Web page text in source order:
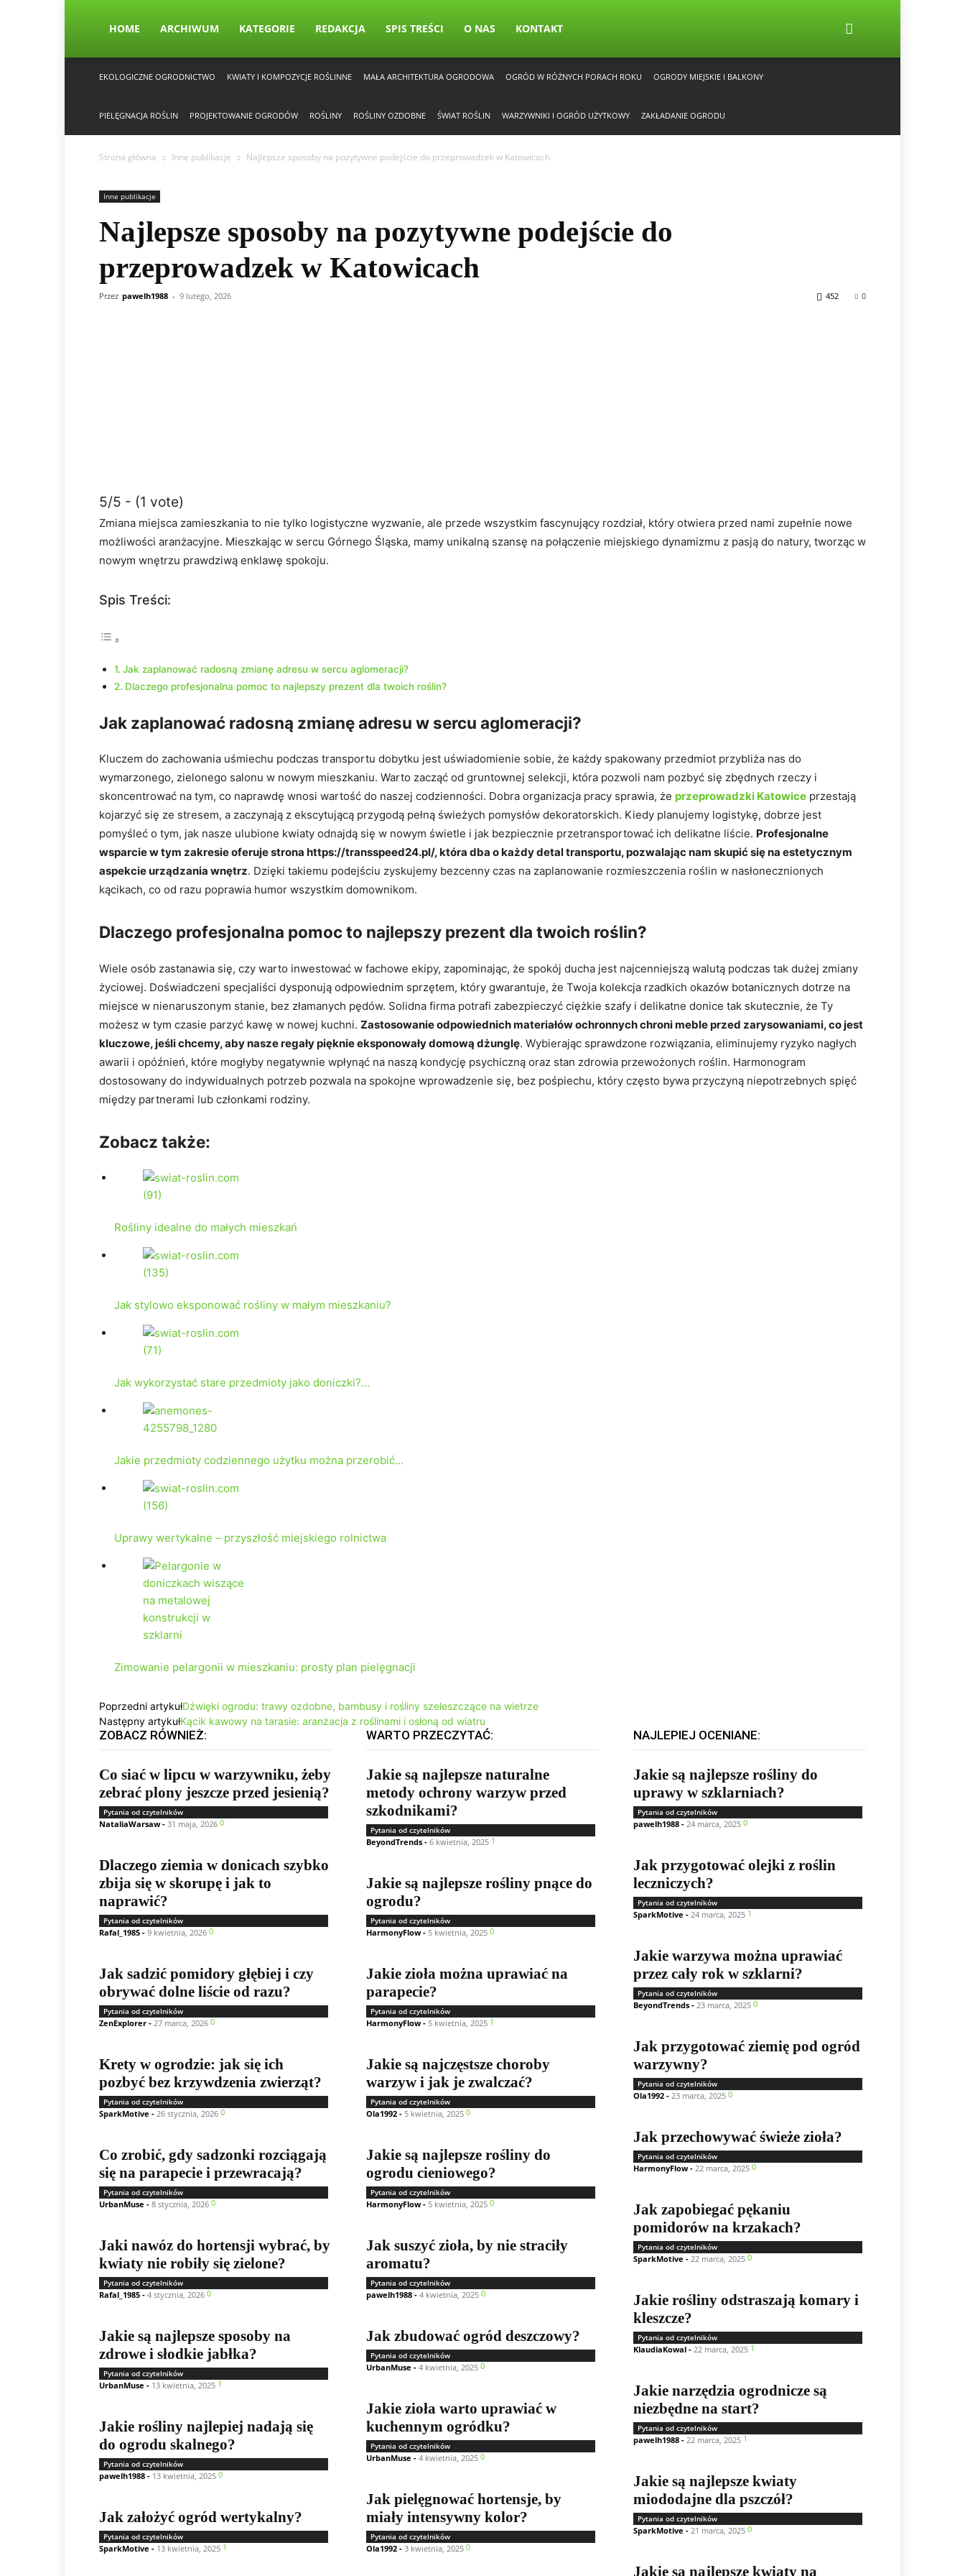
HOME ARCHIWUM KATEGORIE REDAKCJA SPIS TREŚCI O NAS KONTAKT
EKOLOGICZNE OGRODNICTWO KWIATY I KOMPOZYCJE ROŚLINNE MAŁA ARCHITEKTURA OGRODOWA OGRÓD W RÓŻNYCH PORACH ROKU OGRODY MIEJSKIE I BALKONY
PIELĘGNACJA ROŚLIN PROJEKTOWANIE OGRODÓW ROŚLINY ROŚLINY OZDOBNE ŚWIAT ROŚLIN WARZYWNIKI I OGRÓD UŻYTKOWY ZAKŁADANIE OGRODU
Strona główna Inne publikacje Najlepsze sposoby na pozytywne podejście do przeprowadzek w Katowicach
Inne publikacje
Najlepsze sposoby na pozytywne podejście do
przeprowadzek w Katowicach
Przez pawelh1988 - 9 lutego, 2026 0
452
5/5 - (1 vote)
Zmiana miejsca zamieszkania to nie tylko logistyczne wyzwanie, ale przede wszystkim fascynujący rozdział, który otwiera przed nami zupełnie nowe
możliwości aranżacyjne. Mieszkając w sercu Górnego Śląska, mamy unikalną szansę na połączenie miejskiego dynamizmu z pasją do natury, tworząc w
nowym wnętrzu prawdziwą enklawę spokoju.
Spis Treści:
Jak zaplanować radosną zmianę adresu w sercu aglomeracji?
Dlaczego profesjonalna pomoc to najlepszy prezent dla twoich roślin?
Jak zaplanować radosną zmianę adresu w sercu aglomeracji?
Kluczem do zachowania uśmiechu podczas transportu dobytku jest uświadomienie sobie, że każdy spakowany przedmiot przybliża nas do
wymarzonego, zielonego salonu w nowym mieszkaniu. Warto zacząć od gruntownej selekcji, która pozwoli nam pozbyć się zbędnych rzeczy i
skoncentrować na tym, co naprawdę wnosi wartość do naszej codzienności. Dobra organizacja pracy sprawia, że przeprowadzki Katowice przestają
kojarzyć się ze stresem, a zaczynają z ekscytującą przygodą pełną świeżych pomysłów dekoratorskich. Kiedy planujemy logistykę, dobrze jest
pomyśleć o tym, jak nasze ulubione kwiaty odnajdą się w nowym świetle i jak bezpiecznie przetransportować ich delikatne liście. Profesjonalne
wsparcie w tym zakresie oferuje strona https://transspeed24.pl/, która dba o każdy detal transportu, pozwalając nam skupić się na estetycznym
aspekcie urządzania wnętrz. Dzięki takiemu podejściu zyskujemy bezcenny czas na zaplanowanie rozmieszczenia roślin w nasłonecznionych
kącikach, co od razu poprawia humor wszystkim domownikom.
Dlaczego profesjonalna pomoc to najlepszy prezent dla twoich roślin?
Wiele osób zastanawia się, czy warto inwestować w fachowe ekipy, zapominając, że spokój ducha jest najcenniejszą walutą podczas tak dużej zmiany
życiowej. Doświadczeni specjaliści dysponują odpowiednim sprzętem, który gwarantuje, że Twoja kolekcja rzadkich okazów botanicznych dotrze na
miejsce w nienaruszonym stanie, bez złamanych pędów. Solidna firma potrafi zabezpieczyć ciężkie szafy i delikatne donice tak skutecznie, że Ty
możesz w tym czasie parzyć kawę w nowej kuchni. Zastosowanie odpowiednich materiałów ochronnych chroni meble przed zarysowaniami, co jest
kluczowe, jeśli chcemy, aby nasze regały pięknie eksponowały domową dżunglę. Wybierając sprawdzone rozwiązania, eliminujemy ryzyko nagłych
awarii i opóźnień, które mogłyby negatywnie wpłynąć na naszą kondycję psychiczną oraz stan zdrowia przewożonych roślin. Harmonogram
dostosowany do indywidualnych potrzeb pozwala na spokojne wprowadzenie się, bez pośpiechu, który często bywa przyczyną niepotrzebnych spięć
między partnerami lub członkami rodziny.
Zobacz także:
Rośliny idealne do małych mieszkań
Jak stylowo eksponować rośliny w małym mieszkaniu?
Jak wykorzystać stare przedmioty jako doniczki?…
Jakie przedmioty codziennego użytku można przerobić…
Uprawy wertykalne – przyszłość miejskiego rolnictwa
Zimowanie pelargonii w mieszkaniu: prosty plan pielęgnacji
Poprzedni artykułDźwięki ogrodu: trawy ozdobne, bambusy i rośliny szeleszczące na wietrze
Następny artykułKącik kawowy na tarasie: aranżacja z roślinami i osłoną od wiatru
ZOBACZ RÓWNIEŻ:
Co siać w lipcu w warzywniku, żeby
zebrać plony jeszcze przed jesienią?
Pytania od czytelników
NataliaWarsaw - 31 maja, 2026 0
Dlaczego ziemia w donicach szybko
zbija się w skorupę i jak to
naprawić?
Pytania od czytelników
Rafal_1985 - 9 kwietnia, 2026 0
Jak sadzić pomidory głębiej i czy
obrywać dolne liście od razu?
Pytania od czytelników
ZenExplorer - 27 marca, 2026 0
Krety w ogrodzie: jak się ich
pozbyć bez krzywdzenia zwierząt?
Pytania od czytelników
SparkMotive - 26 stycznia, 2026 0
Co zrobić, gdy sadzonki rozciągają
się na parapecie i przewracają?
Pytania od czytelników
UrbanMuse - 8 stycznia, 2026 0
Jaki nawóz do hortensji wybrać, by
kwiaty nie robiły się zielone?
Pytania od czytelników
Rafal_1985 - 4 stycznia, 2026 0
Jakie są najlepsze sposoby na
zdrowe i słodkie jabłka?
Pytania od czytelników
UrbanMuse - 13 kwietnia, 2025 1
Jakie rośliny najlepiej nadają się
do ogrodu skalnego?
Pytania od czytelników
pawelh1988 - 13 kwietnia, 2025 0
Jak założyć ogród wertykalny?
Pytania od czytelników
SparkMotive - 13 kwietnia, 2025 1
WARTO PRZECZYTAĆ:
Jakie są najlepsze naturalne
metody ochrony warzyw przed
szkodnikami?
Pytania od czytelników
BeyondTrends - 6 kwietnia, 2025 1
Jakie są najlepsze rośliny pnące do
ogrodu?
Pytania od czytelników
HarmonyFlow - 5 kwietnia, 2025 0
Jakie zioła można uprawiać na
parapecie?
Pytania od czytelników
HarmonyFlow - 5 kwietnia, 2025 1
Jakie są najczęstsze choroby
warzyw i jak je zwalczać?
Pytania od czytelników
Ola1992 - 5 kwietnia, 2025 0
Jakie są najlepsze rośliny do
ogrodu cieniowego?
Pytania od czytelników
HarmonyFlow - 5 kwietnia, 2025 0
Jak suszyć zioła, by nie straciły
aromatu?
Pytania od czytelników
pawelh1988 - 4 kwietnia, 2025 0
Jak zbudować ogród deszczowy?
Pytania od czytelników
UrbanMuse - 4 kwietnia, 2025 0
Jakie zioła warto uprawiać w
kuchennym ogródku?
Pytania od czytelników
UrbanMuse - 4 kwietnia, 2025 0
Jak pielęgnować hortensje, by
miały intensywny kolor?
Pytania od czytelników
Ola1992 - 3 kwietnia, 2025 0
NAJLEPIEJ OCENIANE:
Jakie są najlepsze rośliny do
uprawy w szklarniach?
Pytania od czytelników
pawelh1988 - 24 marca, 2025 0
Jak przygotować olejki z roślin
leczniczych?
Pytania od czytelników
SparkMotive - 24 marca, 2025 1
Jakie warzywa można uprawiać
przez cały rok w szklarni?
Pytania od czytelników
BeyondTrends - 23 marca, 2025 0
Jak przygotować ziemię pod ogród
warzywny?
Pytania od czytelników
Ola1992 - 23 marca, 2025 0
Jak przechowywać świeże zioła?
Pytania od czytelników
HarmonyFlow - 22 marca, 2025 0
Jak zapobiegać pękaniu
pomidorów na krzakach?
Pytania od czytelników
SparkMotive - 22 marca, 2025 0
Jakie rośliny odstraszają komary i
kleszcze?
Pytania od czytelników
KlaudiaKowal - 22 marca, 2025 1
Jakie narzędzia ogrodnicze są
niezbędne na start?
Pytania od czytelników
pawelh1988 - 22 marca, 2025 1
Jakie są najlepsze kwiaty
miododajne dla pszczół?
Pytania od czytelników
SparkMotive - 21 marca, 2025 0
Jakie są najlepsze kwiaty na